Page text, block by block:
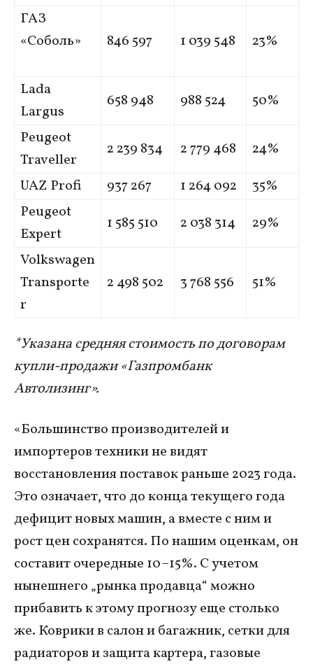
ГАЗ
«Соболь»
846 597 1 039 548 23%
Lada
Largus
658 948 988 524
50%
Peugeot
Traveller
2 239 834 2 779 468
24%
UAZ Profi
937 267 1 264 092
35%
Peugeot
Expert
1 585 510 2 038 314
29%
Volkswagen
Transporte
r
2 498 502 3 768 556 51%
*Указана средняя стоимость по договорам
купли-продажи «Газпромбанк
Автолизинг».
«Большинство производителей и
импортеров техники не видят
восстановления поставок раньше 2023 года.
Это означает, что до конца текущего года
дефицит новых машин, а вместе с ним и
рост цен сохранятся. По нашим оценкам, он
составит очередные 10–15%. С учетом
нынешнего „рынка продавца“ можно
прибавить к этому прогнозу еще столько
же. Коврики в салон и багажник, сетки для
радиаторов и защита картера, газовые